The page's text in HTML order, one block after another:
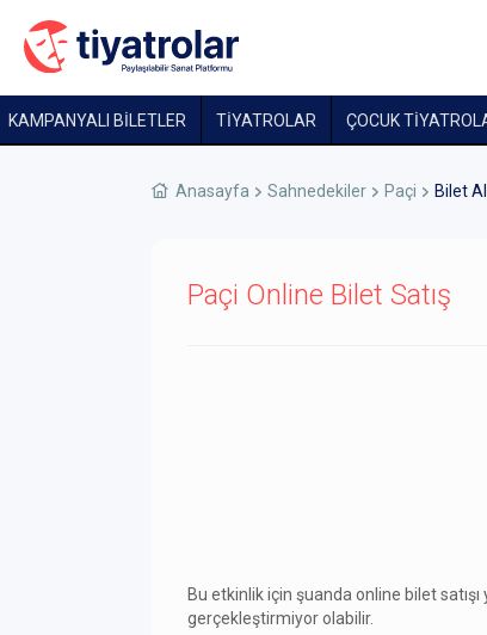
KAMPANYALI BİLETLER TİYATROLAR ÇOCUK
Anasayfa Sahnedekiler Paçi Bilet Al
Paçi Online Bilet Satış
Bu etkinlik için şuanda online bilet
gerçekleştirmiyor olabilir.